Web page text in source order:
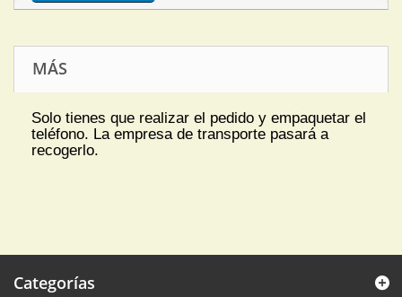
MÁS
Solo tienes que realizar el pedido y empaquetar el
teléfono. La empresa de transporte pasará a
recogerlo.
Categorías